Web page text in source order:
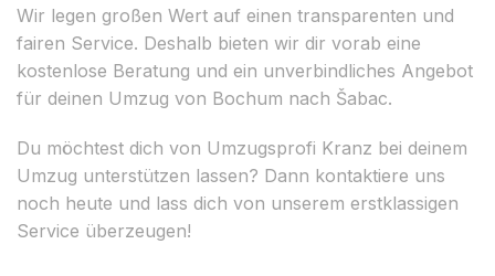
Wir legen großen Wert auf einen transparenten und
fairen Service. Deshalb bieten wir dir vorab eine
kostenlose Beratung und ein unverbindliches Angebot
für deinen Umzug von Bochum nach Šabac.
Du möchtest dich von Umzugsprofi Kranz bei deinem
Umzug unterstützen lassen? Dann kontaktiere uns
noch heute und lass dich von unserem erstklassigen
Service überzeugen!